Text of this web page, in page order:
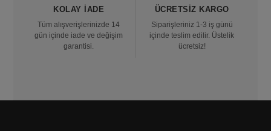
KOLAY İADE
Tüm alışverişlerinizde 14
gün içinde iade ve değişim
garantisi.
ÜCRETSIZ KARGO
Siparişleriniz 1-3 iş günü
içinde teslim edilir. Üstelik
ücretsiz!